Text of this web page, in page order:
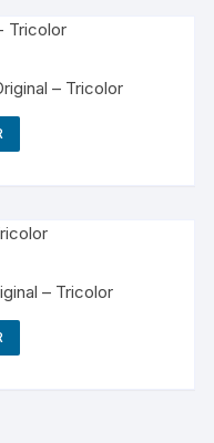
– Tricolor
– Tricolor